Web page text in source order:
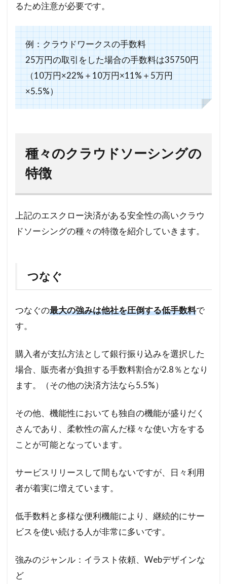
るため注意が必要です。
例：クラウドワークスの手数料
25万円の取引をした場合の手数料は35750円
（10万円×22%＋10万円×11%＋5万円
×5.5%）
種々のクラウドソーシングの
特徴
上記のエスクロー決済がある安全性の高いクラウ
ドソーシングの種々の特徴を紹介していきます。
つなぐ
つなぐの最大の強みは他社を圧倒する低手数料で
す。
購入者が支払方法として銀行振り込みを選択した
場合、販売者が負担する手数料割合が2.8％となり
ます。（その他の決済方法なら5.5%）
その他、機能性においても独自の機能が盛りだく
さんであり、柔軟性の富んだ様々な使い方をする
ことが可能となっています。
サービスリリースして間もないですが、日々利用
者が着実に増えています。
低手数料と多様な便利機能により、継続的にサー
ビスを使い続ける人が非常に多いです。
強みのジャンル：イラスト依頼、Webデザインな
ど